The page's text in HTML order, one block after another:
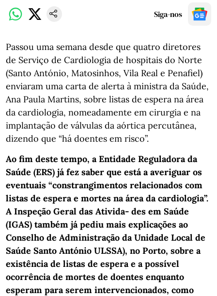
Siga-nos
Passou uma semana desde que quatro diretores
de Serviço de Cardiologia de hospitais do Norte
(Santo António, Matosinhos, Vila Real e Penafiel)
enviaram uma carta de alerta à ministra da Saúde,
Ana Paula Martins, sobre listas de espera na área
da cardiologia, nomeadamente em cirurgia e na
implantação de válvulas da aórtica percutânea,
dizendo que “há doentes em risco”.
Ao fim deste tempo, a Entidade Reguladora da
Saúde (ERS) já fez saber que está a averiguar os
eventuais “constrangimentos relacionados com
listas de espera e mortes na área da cardiologia”.
A Inspeção Geral das Ativida- des em Saúde
(IGAS) também já pediu mais explicações ao
Conselho de Administração da Unidade Local de
Saúde Santo António ULSSA), no Porto, sobre a
existência de listas de espera e a possível
ocorrência de mortes de doentes enquanto
esperam para serem intervencionados, como